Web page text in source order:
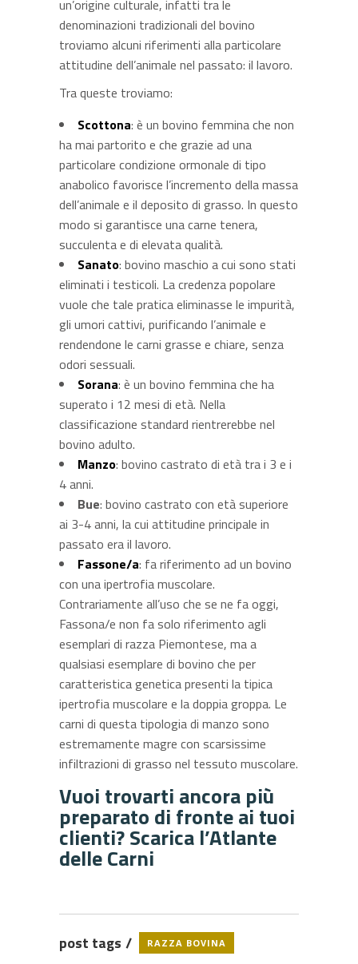
un’origine culturale, infatti tra le
denominazioni tradizionali del bovino
troviamo alcuni riferimenti alla particolare
attitudine dell’animale nel passato: il lavoro.
Tra queste troviamo:
Scottona: è un bovino femmina che non
ha mai partorito e che grazie ad una
particolare condizione ormonale di tipo
anabolico favorisce l’incremento della massa
dell’animale e il deposito di grasso. In questo
modo si garantisce una carne tenera,
succulenta e di elevata qualità.
Sanato: bovino maschio a cui sono stati
eliminati i testicoli. La credenza popolare
vuole che tale pratica eliminasse le impurità,
gli umori cattivi, purificando l’animale e
rendendone le carni grasse e chiare, senza
odori sessuali.
Sorana: è un bovino femmina che ha
superato i 12 mesi di età. Nella
classificazione standard rientrerebbe nel
bovino adulto.
Manzo: bovino castrato di età tra i 3 e i
4 anni.
Bue: bovino castrato con età superiore
ai 3-4 anni, la cui attitudine principale in
passato era il lavoro.
Fassone/a: fa riferimento ad un bovino
con una ipertrofia muscolare.
Contrariamente all’uso che se ne fa oggi,
Fassona/e non fa solo riferimento agli
esemplari di razza Piemontese, ma a
qualsiasi esemplare di bovino che per
caratteristica genetica presenti la tipica
ipertrofia muscolare e la doppia groppa. Le
carni di questa tipologia di manzo sono
estremamente magre con scarsissime
infiltrazioni di grasso nel tessuto muscolare.
Vuoi trovarti ancora più
preparato di fronte ai tuoi
clienti?Scarica l’Atlante
delle Carni
post tags RAZZA BOVINA